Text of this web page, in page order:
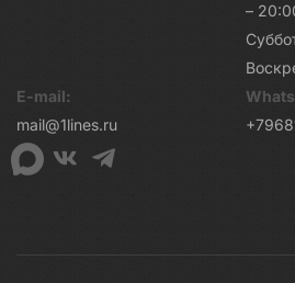
–
E-mail:
mail@1lines.ru